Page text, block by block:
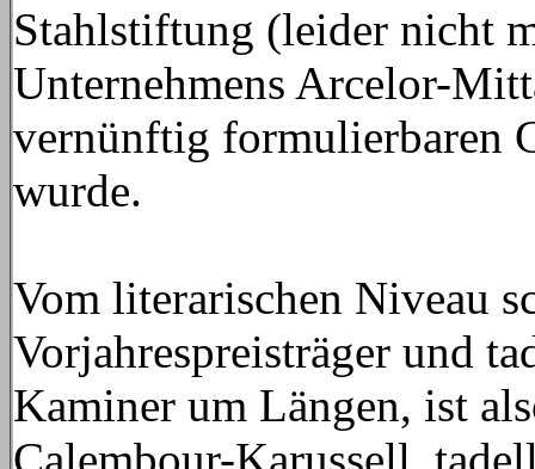
Stahlstiftung (leider nicht
Unternehmens Arcelor-
vernünftig formulierbaren
wurde.
Vom literarischen Niveau
Vorjahrespreisträger und
Kaminer um Längen, ist